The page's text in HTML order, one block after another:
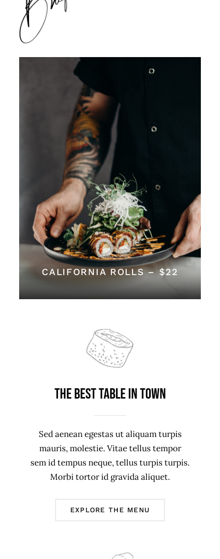
CALIFORNIA ROLLS – $22
The best table in town
Sed aenean egestas ut aliquam turpis
mauris, molestie. Vitae tellus tempor
sem id tempus neque, tellus turpis turpis.
Morbi tortor id gravida aliquet.
EXPLORE THE MENU